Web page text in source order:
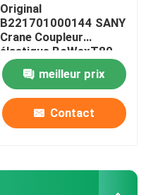
Original
B221701000144 SANY
Crane Coupleur
élastique BoWexT80-
11.5
meilleur prix
Contact